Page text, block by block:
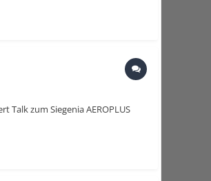
Talk zum Siegenia AEROPLUS